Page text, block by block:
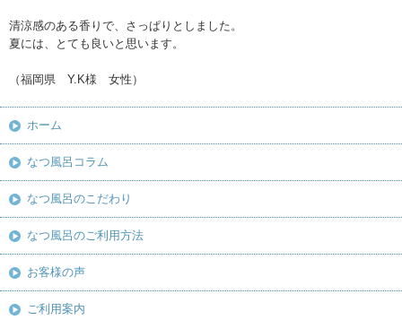
清涼感のある香りで、さっぱりとしました。
夏には、とても良いと思います。
（福岡県 Y.K様 女性）
ホーム
なつ風呂コラム
なつ風呂のこだわり
なつ風呂のご利用方法
お客様の声
ご利用案内